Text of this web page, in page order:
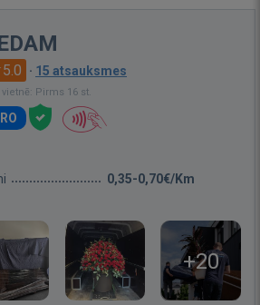
5.0 · 15 atsauksmes
vietnē: Pirms 16 st.
0,35-0,70€/Km
+20